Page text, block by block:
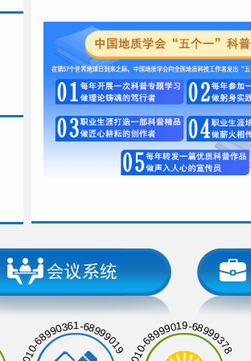
010-68990361-68999019 010-68999019-68999378